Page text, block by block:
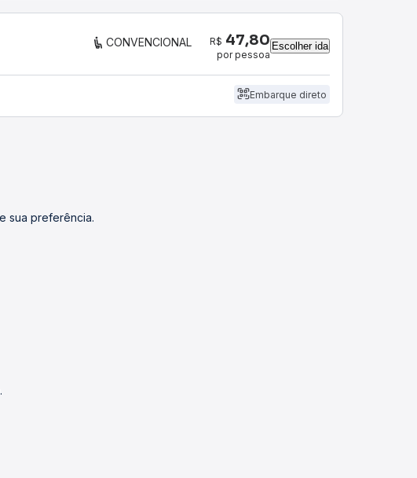
CONVENCIONAL R$ 47,80
por pessoa
Escolher ida
Embarque direto
sua preferência.